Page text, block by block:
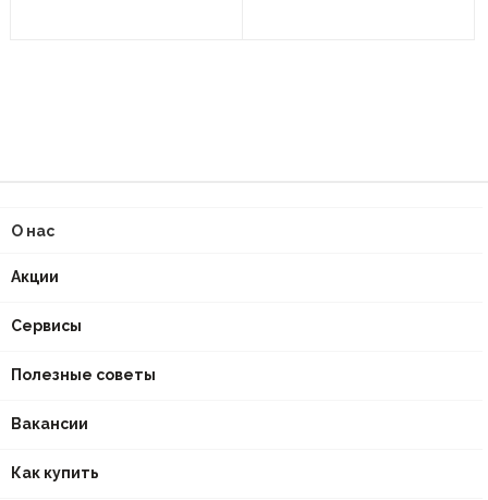
О нас
Акции
Сервисы
Полезные советы
Вакансии
Как купить